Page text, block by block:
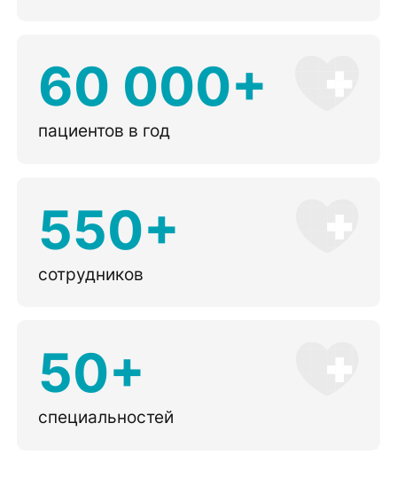
60 000+
пациентов в год
550+
сотрудников
50+
специальностей